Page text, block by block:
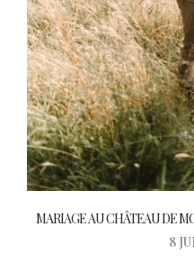
MARIAGE AU CHÂTEAU DE
8